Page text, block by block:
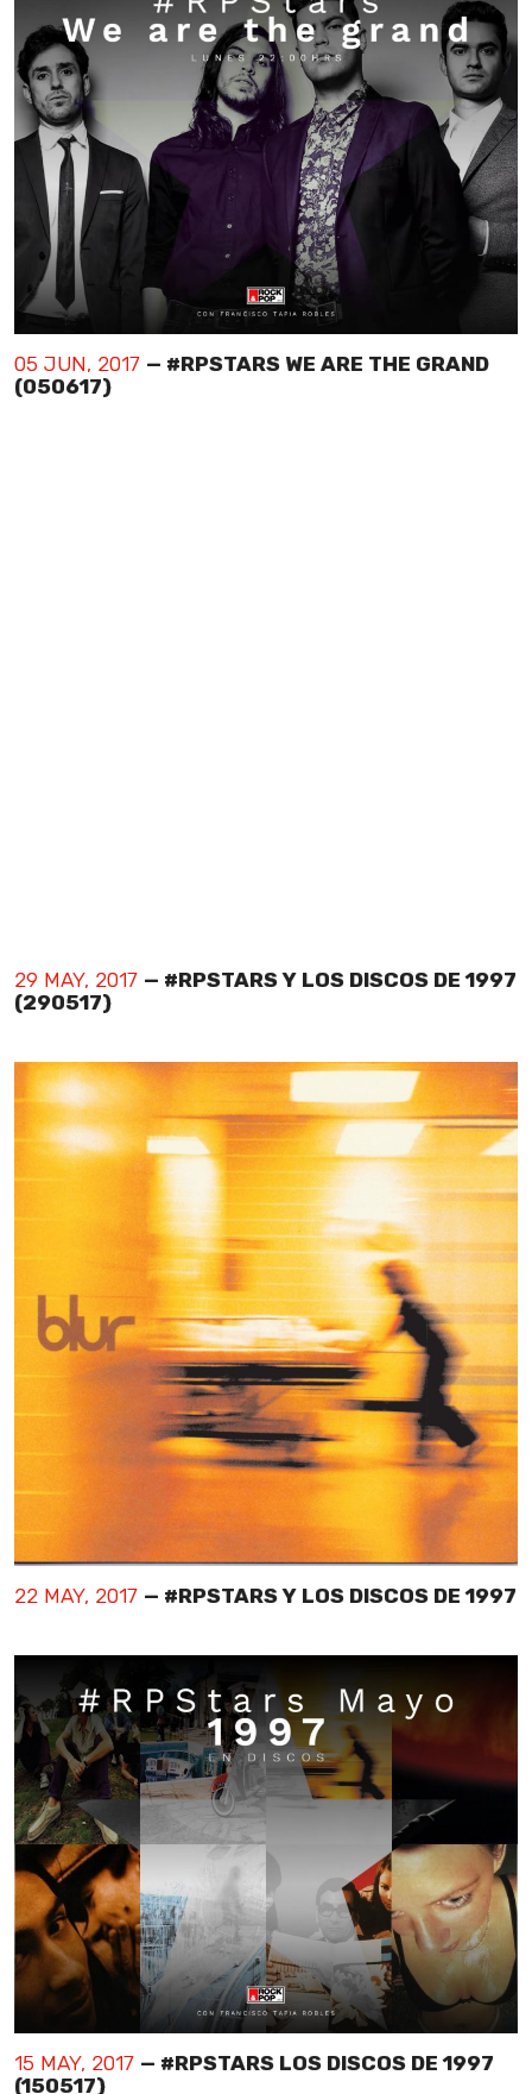
05 JUN, 2017 — #RPSTARS WE ARE THE GRAND
(050617)
29 MAY, 2017 — #RPSTARS Y LOS DISCOS DE 1997
(290517)
22 MAY, 2017 — #RPSTARS Y LOS DISCOS DE 1997
15 MAY, 2017 — #RPSTARS LOS DISCOS DE 1997
(150517)